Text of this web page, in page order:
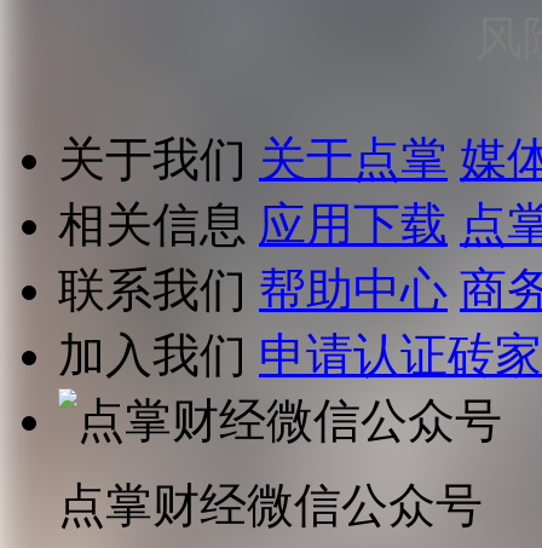
关于我们 关于点掌 媒
相关信息 应用下载 点
联系我们 帮助中心 商
加入我们 申请认证砖家
点掌财经微信公众号